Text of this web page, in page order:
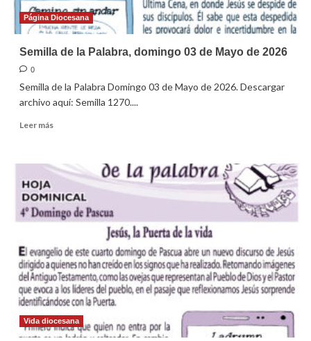
Página Diocesana
Semilla de la Palabra, domingo 03 de Mayo de 2026
0
Semilla de la Palabra Domingo 03 de Mayo de 2026. Descargar
archivo aquí: Semilla 1270....
Leer másLeer
Semilla
de
Palabra,
domingo
Mayo
de
2026
Vida diocesana